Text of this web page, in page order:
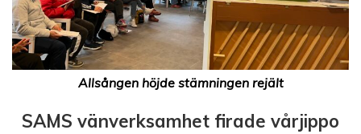
Allsången höjde stämningen rejält
SAMS vänverksamhet firade vårjippo